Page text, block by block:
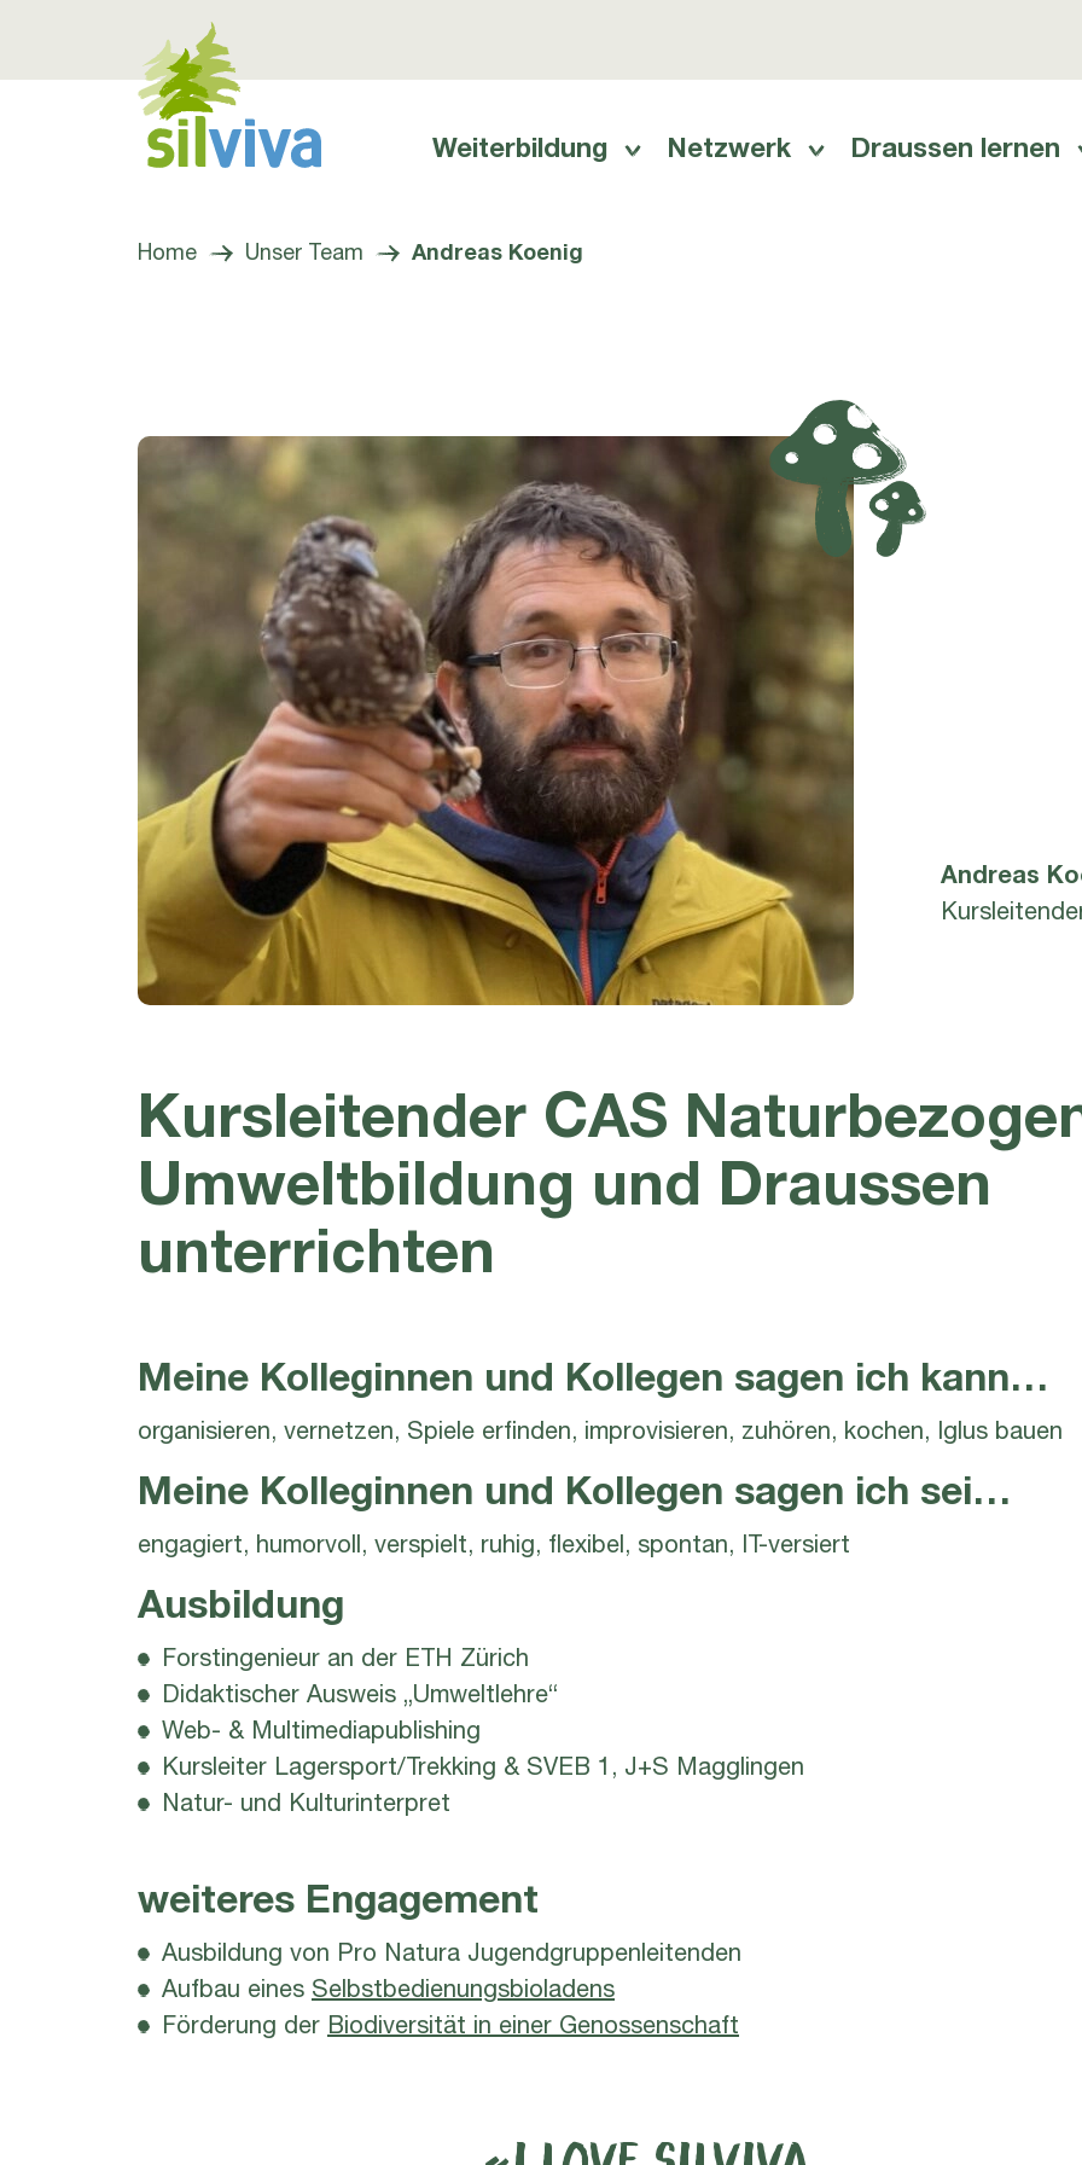
Hauptnavigation
Weiterbildung Netzwerk Draussen lernen
Navigation öffnen bzw. schliessen
Home Unser Team Andreas Koenig
Andreas
Kursleitender CAS
Umweltbildung und Draussen
unterrichten
Meine Kolleginnen und Kollegen sagen ich kann…
organisieren, vernetzen, Spiele erfinden, improvisieren, zuhören, kochen, Iglus bauen
Meine Kolleginnen und Kollegen sagen ich sei…
engagiert, humorvoll, verspielt, ruhig, flexibel, spontan, IT-versiert
Ausbildung
Forstingenieur an der ETH Zürich
Didaktischer Ausweis „Umweltlehre“
Web- & Multimediapublishing
Kursleiter Lagersport/Trekking & SVEB 1, J+S Magglingen
Natur- und Kulturinterpret
weiteres Engagement
Ausbildung von Pro Natura Jugendgruppenleitenden
Aufbau eines Selbstbedienungsbioladens
Förderung der Biodiversität in einer Genossenschaft